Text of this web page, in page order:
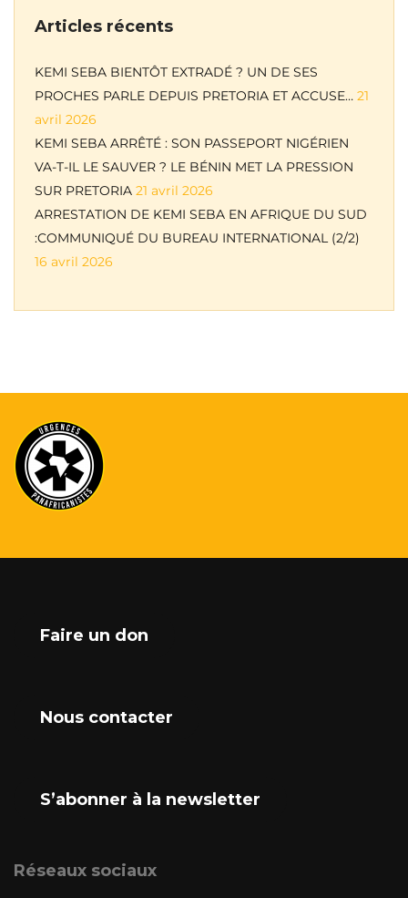
Articles récents
KEMI SEBA BIENTÔT EXTRADÉ ? UN DE SES
PROCHES PARLE DEPUIS PRETORIA ET ACCUSE… 21
avril 2026
KEMI SEBA ARRÊTÉ : SON PASSEPORT NIGÉRIEN
VA-T-IL LE SAUVER ? LE BÉNIN MET LA PRESSION
SUR PRETORIA 21 avril 2026
ARRESTATION DE KEMI SEBA EN AFRIQUE DU SUD
:COMMUNIQUÉ DU BUREAU INTERNATIONAL (2/2)
16 avril 2026
Faire un don
Nous contacter
S’abonner à la newsletter
Réseaux sociaux